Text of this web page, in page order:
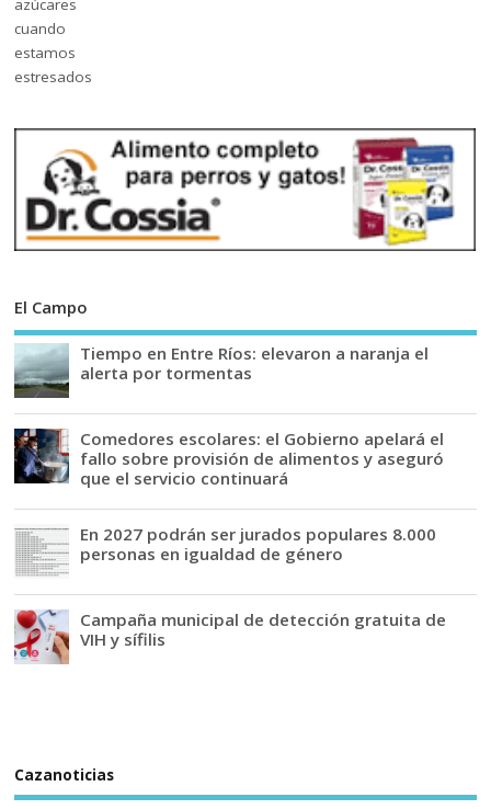
El Campo
Tiempo en Entre Ríos: elevaron a naranja el
alerta por tormentas
Comedores escolares: el Gobierno apelará el
fallo sobre provisión de alimentos y aseguró
que el servicio continuará
En 2027 podrán ser jurados populares 8.000
personas en igualdad de género
Campaña municipal de detección gratuita de
VIH y sífilis
Cazanoticias